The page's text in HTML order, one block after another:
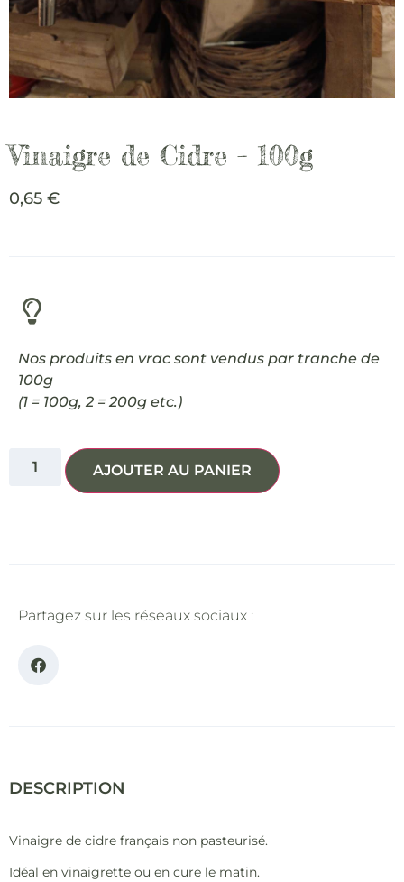
Vinaigre de Cidre – 100g
0,65 €
Nos produits en vrac sont vendus par tranche de
100g
(1 = 100g, 2 = 200g etc.)
AJOUTER AU PANIER
Partagez sur les réseaux sociaux :
DESCRIPTION
Vinaigre de cidre français non pasteurisé.
Idéal en vinaigrette ou en cure le matin.